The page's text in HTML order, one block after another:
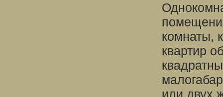
комнаты,
квартир
или двух